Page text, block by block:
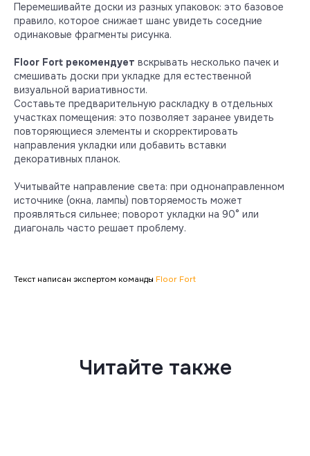
Перемешивайте доски из разных упаковок: это базовое
правило, которое снижает шанс увидеть соседние
одинаковые фрагменты рисунка.
Floor Fort рекомендует вскрывать несколько пачек и
смешивать доски при укладке для естественной
визуальной вариативности.
Составьте предварительную раскладку в отдельных
участках помещения: это позволяет заранее увидеть
повторяющиеся элементы и скорректировать
направления укладки или добавить вставки
декоративных планок.
Учитывайте направление света: при однонаправленном
источнике (окна, лампы) повторяемость может
проявляться сильнее; поворот укладки на 90° или
диагональ часто решает проблему.
Текст написан экспертом команды Floor Fort
Читайте также